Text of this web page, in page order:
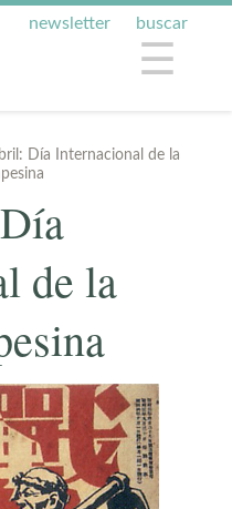
buscar
newsletter
☰
Día Internacional de la
de la